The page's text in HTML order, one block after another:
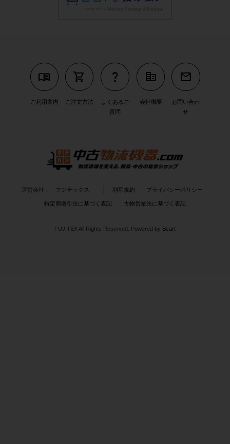
menu_book
ご利用案内
shopping_cart
ご注文方法
question_mark
よくあるご
質問
corporate_fare
会社概要
mail
お問い合わ
せ
運営会社： フジテックス 利用規約 プライバシーポリシー
特定商取引法に基づく表記 古物営業法に基づく表記
FUJITEX All Rights Reserved. Powered by Bcart